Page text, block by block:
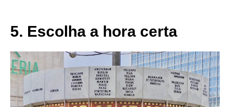
5. Escolha a hora certa